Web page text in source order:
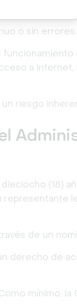
o sin errores.
a
riesgo
(18)
de un
derecho de
mínimo,